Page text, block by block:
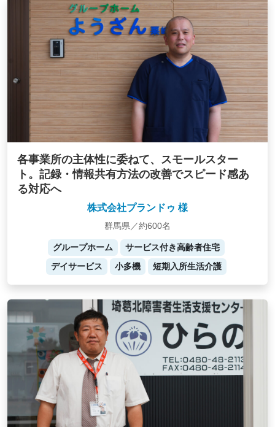
各事業所の主体性に委ねて、スモールスター
ト。記録・情報共有方法の改善でスピード感あ
る対応へ
株式会社プランドゥ 様
群馬県／約600名
グループホーム
サービス付き高齢者住宅
デイサービス
小多機 短期入所生活介護